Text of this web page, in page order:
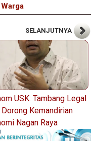
SELANJUTNYA
USK: Tambang Legal
Kemandirian
Nagan Raya